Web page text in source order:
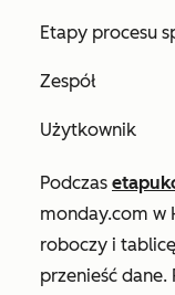
Etapy procesu
Zespół
Użytkownik
Podczas etapu
monday.com w
roboczy i tablicę
przenieść